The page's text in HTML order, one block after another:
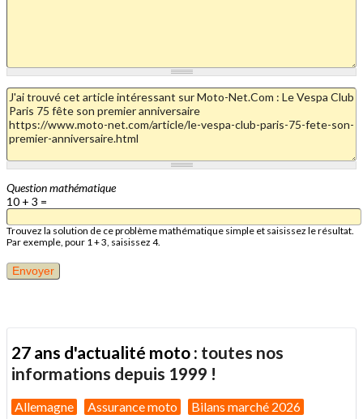
Question mathématique
10 + 3 =
Trouvez la solution de ce problème mathématique simple et saisissez le résultat.
Par exemple, pour 1 + 3, saisissez 4.
27 ans d'actualité moto : toutes nos
informations depuis 1999 !
Allemagne Assurance moto Bilans marché 2026